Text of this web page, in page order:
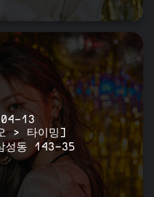
13
> 타이밍]
성동 143-35